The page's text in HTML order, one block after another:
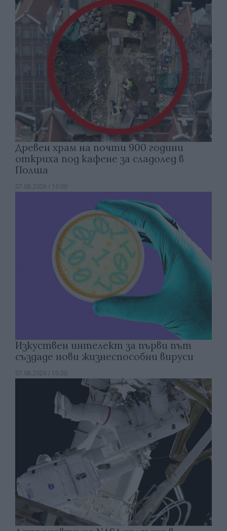
Древен храм на почти 900 години
откриха под кафене за сладолед в
Полша
07.08.2026 / 16:00
Изкуствен интелект за първи път
създаде нови жизнеспособни вируси
07.08.2026 / 15:30